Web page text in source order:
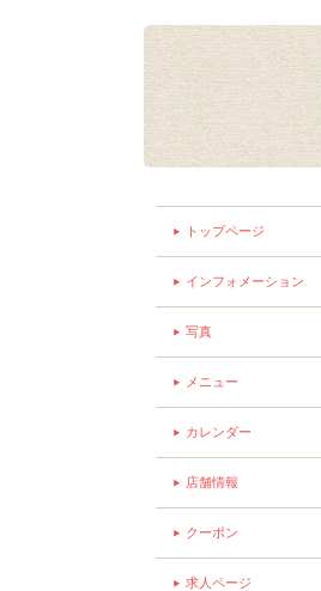
トップページ
インフォメーション
写真
メニュー
カレンダー
店舗情報
クーポン
求人ページ